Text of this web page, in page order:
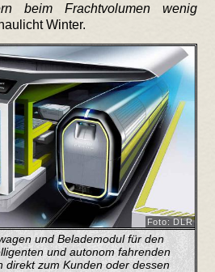
beim Frachtvolumen wenig
Winter.
Foto: DLR
und Belademodul für den
und autonom fahrenden
direkt zum Kunden oder dessen